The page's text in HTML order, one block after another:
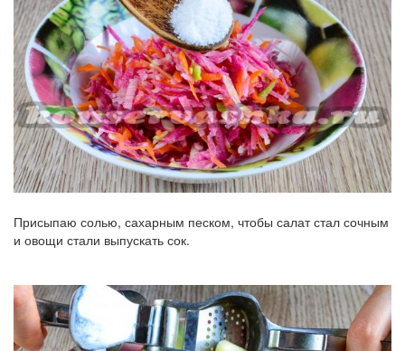
Присыпаю солью, сахарным песком, чтобы салат стал сочным
и овощи стали выпускать сок.